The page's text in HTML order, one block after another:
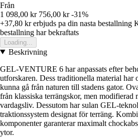
Från
1 098,00 kr 756,00 kr -31%
+37,80 krerbjuds pa din nasta bestallning
bestallning har bekraftats
Loading...
Beskrivning
GEL-VENTURE 6 har anpassats efter
utforskaren. Dess traditionella material har
kunna gå från naturen till stadens gator.
från klassiska terrängskor, men modifierad
vardagsliv. Dessutom har sulan GEL-
traktionssystem designat för terräng.
komponenter garanterar maximalt
ytor.